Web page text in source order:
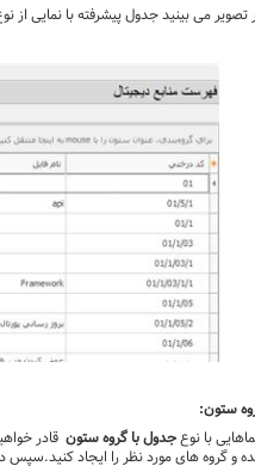
می بینید جدول پیشرفته با نمایی از
ستون:
با نوعجدول با گروه ستون قادر
و گروه های مورد نظر را ایجاد کنید.سپس